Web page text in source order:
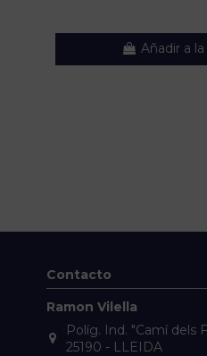
Añadir a
Contacto
Ramon Vilella
Políg. Ind. "Camí dels
25190 - LLEIDA